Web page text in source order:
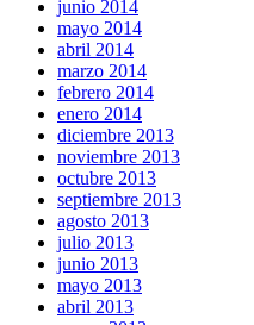
junio 2014
mayo 2014
abril 2014
marzo 2014
febrero 2014
enero 2014
diciembre 2013
noviembre 2013
octubre 2013
septiembre 2013
agosto 2013
julio 2013
junio 2013
mayo 2013
abril 2013